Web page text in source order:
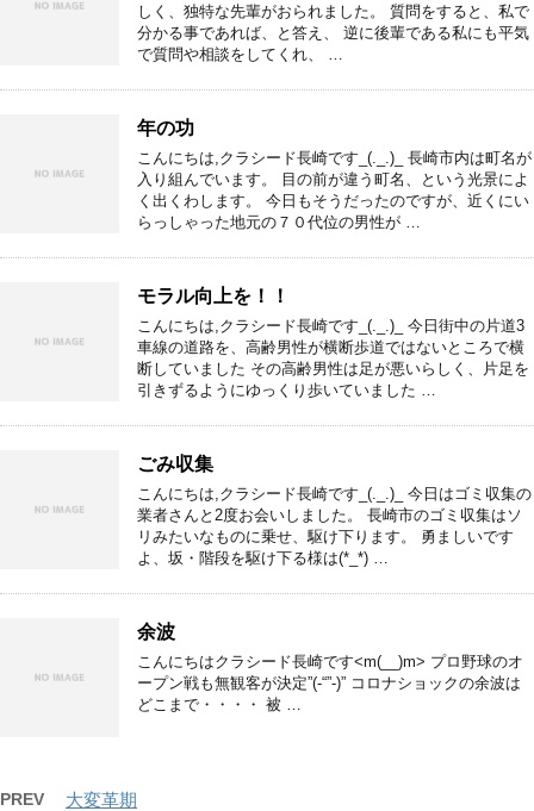
しく、独特な先輩がおられました。 質問をすると、私で
分かる事であれば、と答え、 逆に後輩である私にも平気
で質問や相談をしてくれ、 …
年の功
こんにちは,クラシード長崎です_(._.)_ 長崎市内は町名が
入り組んでいます。 目の前が違う町名、という光景によ
く出くわします。 今日もそうだったのですが、近くにい
らっしゃった地元の７０代位の男性が …
モラル向上を！！
こんにちは,クラシード長崎です_(._.)_ 今日街中の片道3
車線の道路を、高齢男性が横断歩道ではないところで横
断していました その高齢男性は足が悪いらしく、片足を
引きずるようにゆっくり歩いていました …
ごみ収集
こんにちは,クラシード長崎です_(._.)_ 今日はゴミ収集の
業者さんと2度お会いしました。 長崎市のゴミ収集はソ
リみたいなものに乗せ、駆け下ります。 勇ましいです
よ、坂・階段を駆け下る様は(*_*) …
余波
こんにちはクラシード長崎です<m(__)m> プロ野球のオ
ープン戦も無観客が決定”(-“”-)” コロナショックの余波は
どこまで・・・・ 被 …
PREV 大変革期